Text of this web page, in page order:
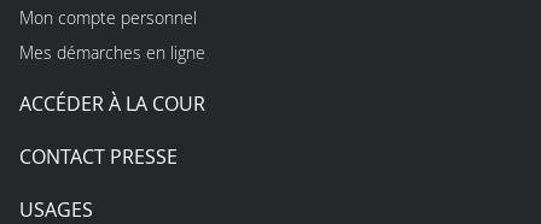
Mon compte personnel
Mes démarches en ligne
ACCÉDER À LA COUR
CONTACT PRESSE
USAGES